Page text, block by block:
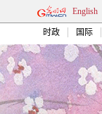
English
时政 国际